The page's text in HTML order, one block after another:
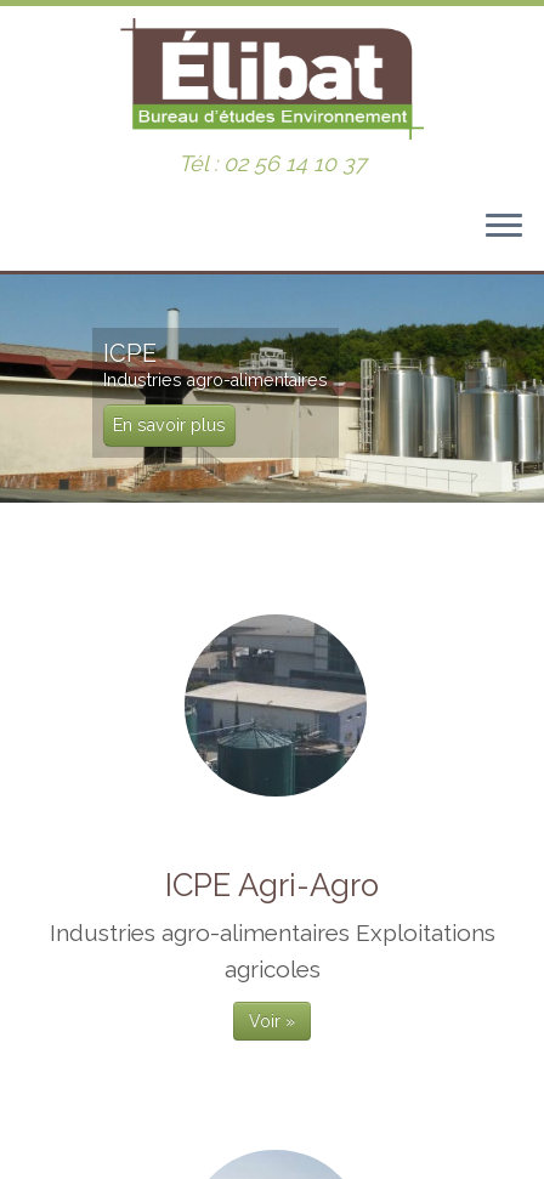
contenu
Tél : 02 56 14 10 37
ICPE
Industries agro-alimentaires
En savoir plus
ICPE Agri-Agro
Industries agro-alimentaires Exploitations
agricoles
Voir »